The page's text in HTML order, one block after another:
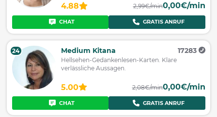
4.88 2,99€/min0,00€/min
CHAT GRATIS ANRUF
24 Medium Kitana 17283
Hellsehen-Gedankenlesen-Karten. Klare
verlässliche Aussagen.
5.00 2,08€/min0,00€/min
CHAT GRATIS ANRUF